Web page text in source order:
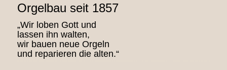
Orgelbau seit 1857
„Wir loben Gott und
lassen ihn walten,
wir bauen neue Orgeln
und reparieren die alten.“